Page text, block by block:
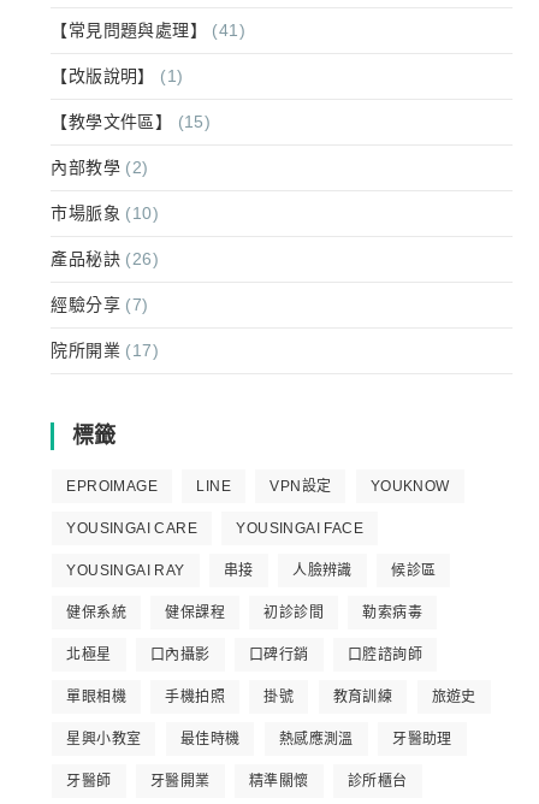
【常見問題與處理】 (41)
【改版說明】 (1)
【教學文件區】 (15)
內部教學 (2)
市場脈象 (10)
產品秘訣 (26)
經驗分享 (7)
院所開業 (17)
標籤
EPROIMAGE LINE VPN設定 YOUKNOW
YOUSINGAI CARE YOUSINGAI FACE
YOUSINGAI RAY 串接 人臉辨識 候診區
健保系統 健保課程 初診診間 勒索病毒
北極星 口內攝影 口碑行銷 口腔諮詢師
單眼相機 手機拍照 掛號 教育訓練 旅遊史
星興小教室 最佳時機 熱感應測溫 牙醫助理
牙醫師 牙醫開業 精準關懷 診所櫃台